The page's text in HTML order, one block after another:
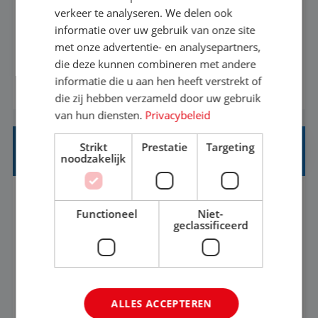
Als Stagiaire Business Intelligence ga je de
informatiebehoefte van verschillende interne
afdelingen specificeren. Aan de hand van deze
informatiebehoefte ga je BI-producten zoals
adviezen, rapportages en dashboards
ontwikkelen, aanpassen en leveren. Deze
producten ontwikkel je door middel van de data
uit ons datawa...
BEKIJK VACATURE
INKOPER VAKANTIES
Nijmegen Baan 33-36 uur MBO
Jij vindt de mooiste plekjes ter wereld en geeft
eenoudergezinnen én singles de meest
onvergetelijke vakanties van hun leven, hoe gaaf
is dat? Ben jij de commerciële professional die
verkeer te analyseren. We delen ook
informatie over uw gebruik van onze site
met onze advertentie- en analysepartners,
die deze kunnen combineren met andere
informatie die u aan hen heeft verstrekt of
die zij hebben verzameld door uw gebruik
van hun diensten. Privacybeleid
Strikt
noodzakelijk
Prestatie Targeting
Functioneel
Niet-
geclassificeerd
ALLES ACCEPTEREN